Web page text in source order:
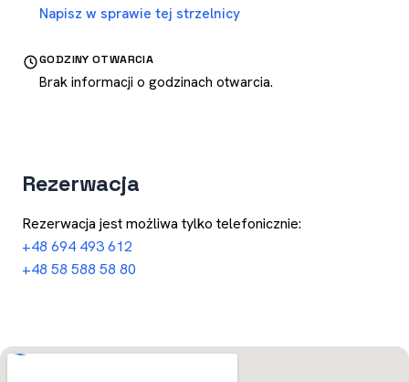
Napisz w sprawie tej strzelnicy
GODZINY OTWARCIA
Brak informacji o godzinach otwarcia.
Rezerwacja
Rezerwacja jest możliwa tylko telefonicznie:
+48 694 493 612
+48 58 588 58 80